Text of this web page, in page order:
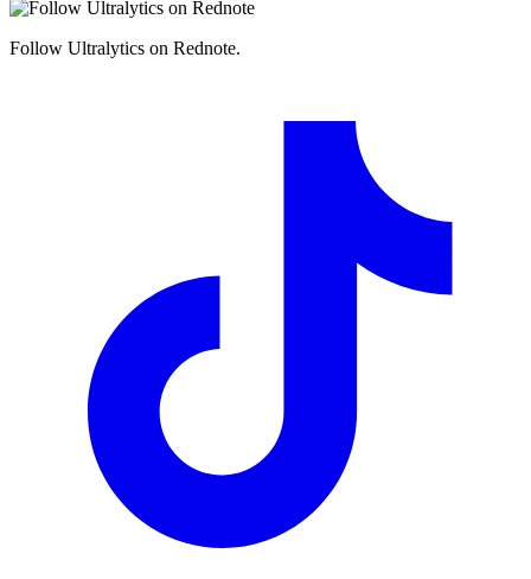
Follow Ultralytics on Rednote.